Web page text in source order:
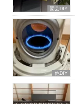
園芸DIY
他DIY